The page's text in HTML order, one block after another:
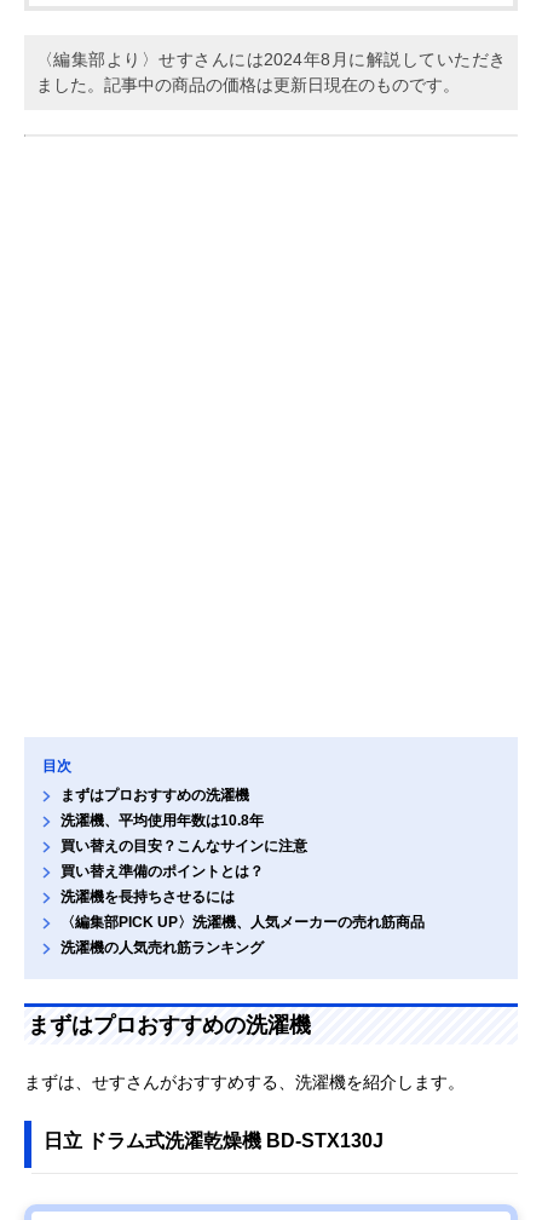
〈編集部より〉せすさんには2024年8月に解説していただき
ました。記事中の商品の価格は更新日現在のものです。
目次
まずはプロおすすめの洗濯機
洗濯機、平均使用年数は10.8年
買い替えの目安？こんなサインに注意
買い替え準備のポイントとは？
洗濯機を長持ちさせるには
〈編集部PICK UP〉洗濯機、人気メーカーの売れ筋商品
洗濯機の人気売れ筋ランキング
まずはプロおすすめの洗濯機
まずは、せすさんがおすすめする、洗濯機を紹介します。
日立 ドラム式洗濯乾燥機 BD-STX130J